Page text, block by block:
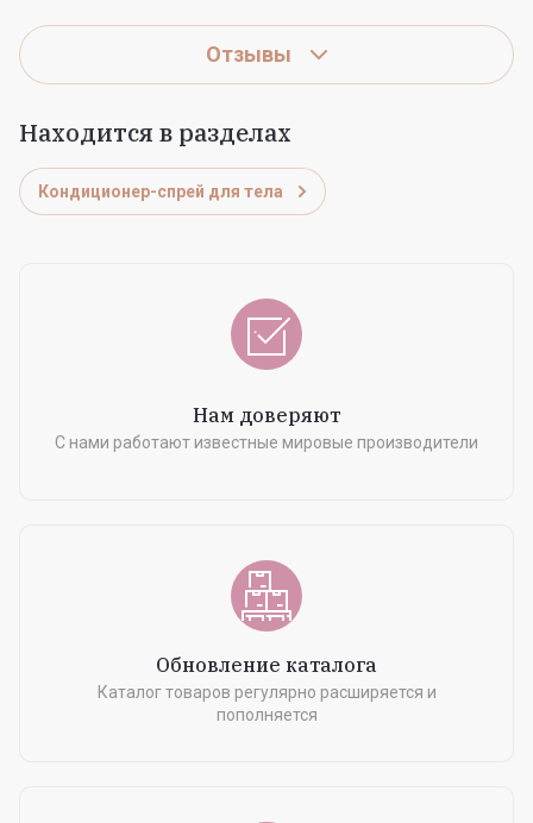
Отзывы
Находится в разделах
Кондиционер-спрей для тела
Нам доверяют
С нами работают известные мировые производители
Обновление каталога
Каталог товаров регулярно расширяется и
пополняется